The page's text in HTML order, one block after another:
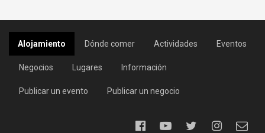
Alojamiento Dónde comer Actividades Eventos
Negocios Lugares Información
Publicar un evento Publicar un negocio